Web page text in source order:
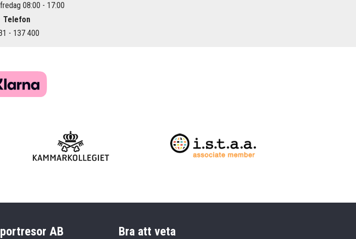
08:00 - 17:00
Telefon
- 137 400
AB Bra att veta